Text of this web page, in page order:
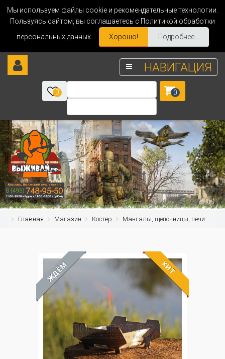
Мы используем файлы cookie и рекомендательные технологии.
Пользуясь сайтом, вы соглашаетесь с Политикой обработки
персональных данных.
Хорошо! Подробнее...
НАВИГАЦИЯ
0 0
Главная Магазин Костер Мангалы, щепочницы, печи
ЖДЁМ ХИТ